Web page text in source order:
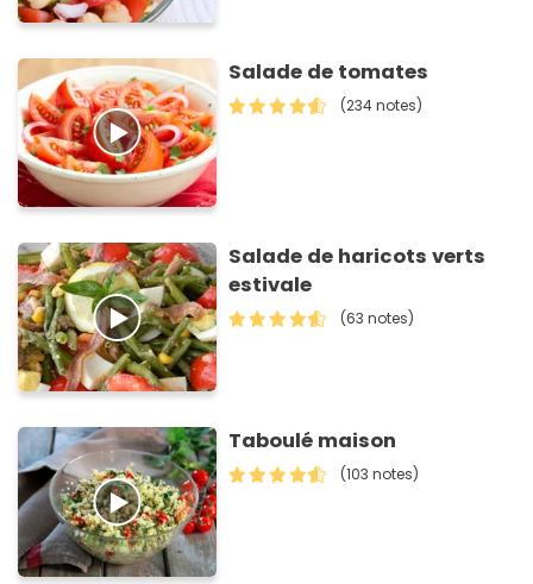
Salade de tomates
(234 notes)
Salade de haricots verts
estivale
(63 notes)
Taboulé maison
(103 notes)